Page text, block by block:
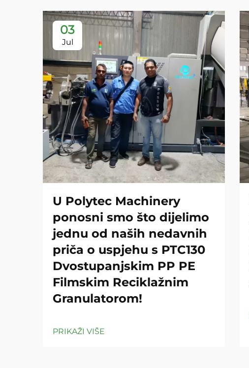
03
Jul
U Polytec Machinery
ponosni smo što dijelimo
jednu od naših nedavnih
priča o uspjehu s PTC130
Dvostupanjskim PP PE
Filmskim Reciklažnim
Granulatorom!
PRIKAŽI VIŠE